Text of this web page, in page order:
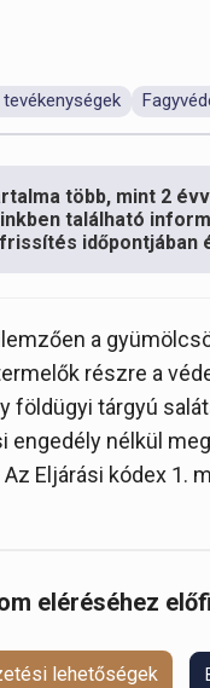
több, mint 2
található
időpontjában
a
részre a
földügyi tárgyú
engedély nélkül
Eljárási kódex 1.
eléréséhez
lehetőségek